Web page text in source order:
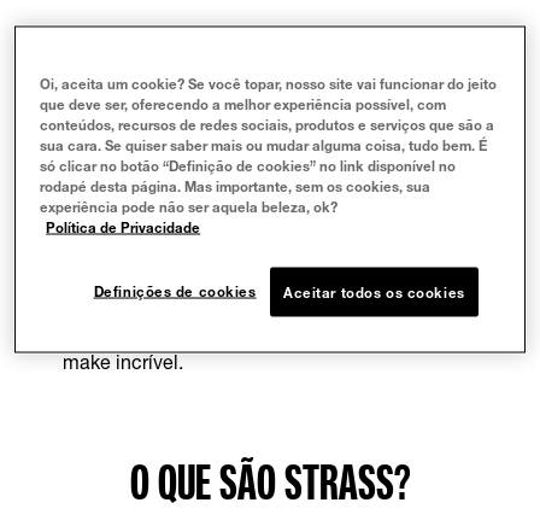
produções de quem ama maquiagem e passou
a ser um acessório muito utilizado na hora de
se maquiar. Seja em produções mais discretas
ou bem chamativas, ostrasspossui um
protagonismo único, permitindo que a
maquiagem fique única e super criativa, devido
à diferente variedade de pedrinha disponíveis
para aplicar na make.
Ficou na dúvida de como adotar essa nova
trend?Maybelline NYte ajuda com algumas
dicas de como usar maquiagem com strass e
make incrível.
O QUE SÃO STRASS?
Oi, aceita um cookie? Se você topar, nosso site vai funcionar do jeito
que deve ser, oferecendo a melhor experiência possível, com
conteúdos, recursos de redes sociais, produtos e serviços que são a
sua cara. Se quiser saber mais ou mudar alguma coisa, tudo bem. É
só clicar no botão “Definição de cookies” no link disponível no
rodapé desta página. Mas importante, sem os cookies, sua
experiência pode não ser aquela beleza, ok?
Política de Privacidade
Definições de cookies Aceitar todos os cookies